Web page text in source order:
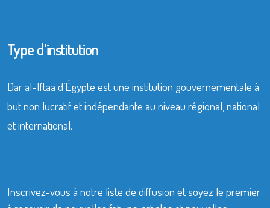
Type d’institution
Dar al-Iftaa d’Égypte est une institution gouvernementale à
but non lucratif et indépendante au niveau régional, national
et international.
Inscrivez-vous à notre liste de diffusion et soyez le premier